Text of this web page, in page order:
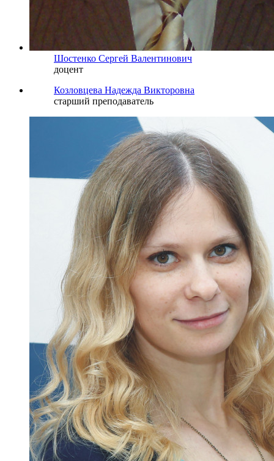
Шостенко Сергей Валентинович
доцент
Козловцева Надежда Викторовна
старший преподаватель